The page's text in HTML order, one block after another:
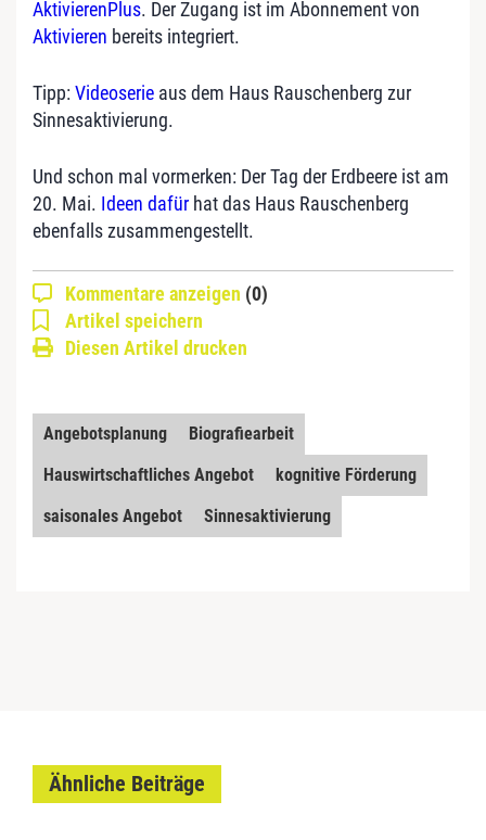
AktivierenPlus. Der Zugang ist im Abonnement von
Aktivieren bereits integriert.
Tipp:Videoserie aus dem Haus Rauschenberg zur
Sinnesaktivierung.
Und schon mal vormerken: Der Tag der Erdbeere ist am
20. Mai. Ideen dafür hat das Haus Rauschenberg
ebenfalls zusammengestellt.
Kommentare anzeigen (0)
Artikel speichern
Diesen Artikel drucken
Angebotsplanung
Biografiearbeit
Hauswirtschaftliches Angebot
kognitive Förderung
saisonales Angebot
Sinnesaktivierung
Ähnliche Beiträge